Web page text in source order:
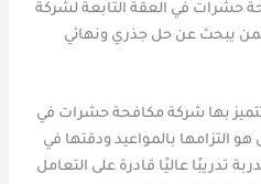
حشرات في العقة التابعة لشركة
يبحث عن حل جذري ونهائي
بها شركة مكافحة حشرات في
التزامها بالمواعيد ودقتها في
تدريبًا عاليًا قادرة على التعامل